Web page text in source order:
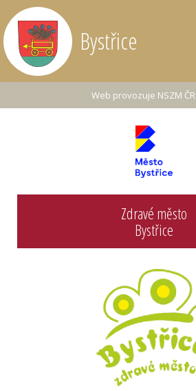
Bystřice
Web provozuje NSZM ČR
Zdravé město
Bystřice